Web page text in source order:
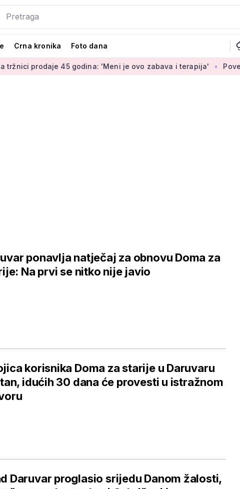
Crna kronika Foto dana
45 godina: 'Meni je ovo zabava i terapija' Povećanje
ponavlja natječaj za obnovu Doma za
Na prvi se nitko nije javio
korisnika Doma za starije u Daruvaru
idućih 30 dana će provesti u istražnom
Daruvar proglasio srijedu Danom žalosti,